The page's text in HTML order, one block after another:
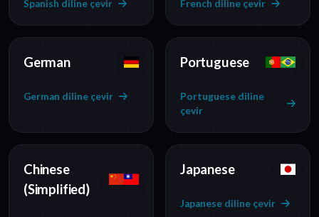
Spanish diline çevir French diline çevir
German
German diline çevir
Portuguese
Portuguese diline
çevir
Chinese
(Simplified)
Japanese
Japanese diline çevir